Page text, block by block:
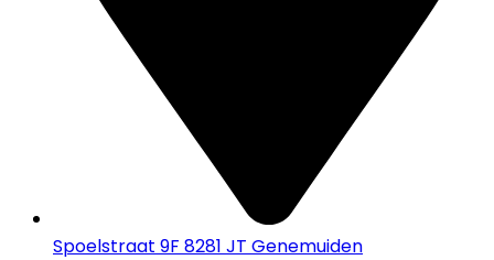
Spoelstraat 9F 8281 JT Genemuiden